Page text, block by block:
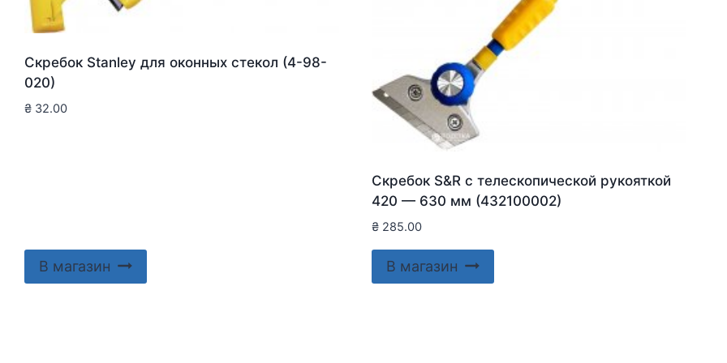
Скребок Stanley для оконныx стекол (4-98-
020)
₴ 32.00
В магазин
Скребок S&R с телескопической рукояткой
420 — 630 мм (432100002)
₴285.00
В магазин